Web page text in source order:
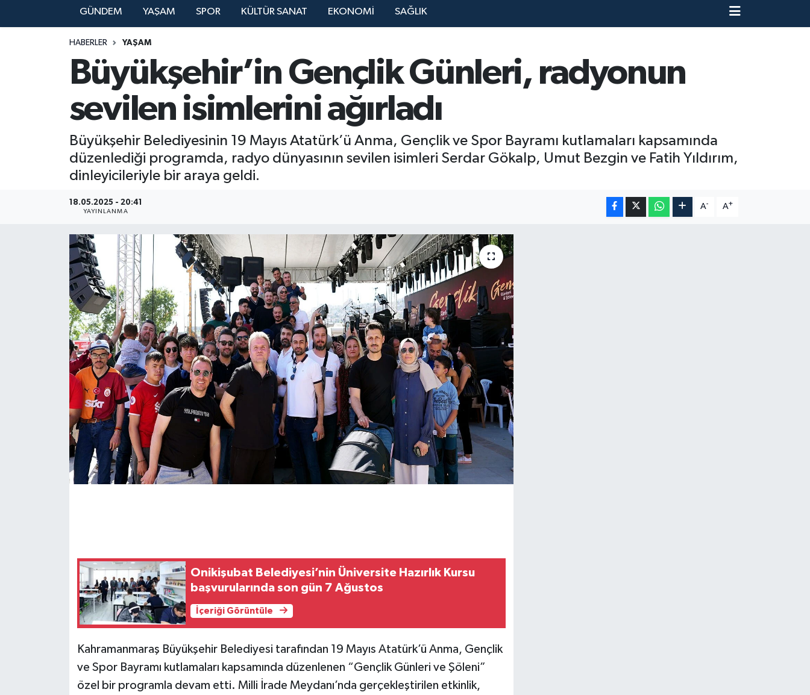
GÜNDEM YAŞAM SPOR KÜLTÜR SANAT EKONOMİ SAĞLIK
HABERLER YAŞAM
Büyükşehir’in Gençlik Günleri, radyonun
sevilen isimlerini ağırladı
Büyükşehir Belediyesinin 19 Mayıs Atatürk’ü Anma, Gençlik ve Spor Bayramı kutlamaları kapsamında
düzenlediği programda, radyo dünyasının sevilen isimleri Serdar Gökalp, Umut Bezgin ve Fatih Yıldırım,
dinleyicileriyle bir araya geldi.
18.05.2025 - 20:41
YAYINLANMA
A- A+
Onikişubat Belediyesi’nin Üniversite Hazırlık Kursu
başvurularında son gün 7 Ağustos
İçeriği Görüntüle
Kahramanmaraş Büyükşehir Belediyesi tarafından 19 Mayıs Atatürk’ü Anma, Gençlik
ve Spor Bayramı kutlamaları kapsamında düzenlenen “Gençlik Günleri ve Şöleni”
özel bir programla devam etti. Milli İrade Meydanı’nda gerçekleştirilen etkinlik,